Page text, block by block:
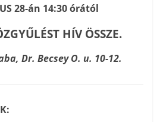
28-án 14:30 órától
HÍV ÖSSZE.
Dr. Becsey O. u. 10-12.